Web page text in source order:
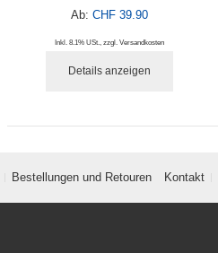
Ab: CHF 39.90
Inkl. 8.1% USt., zzgl. Versandkosten
Details anzeigen
Bestellungen und Retouren Kontakt